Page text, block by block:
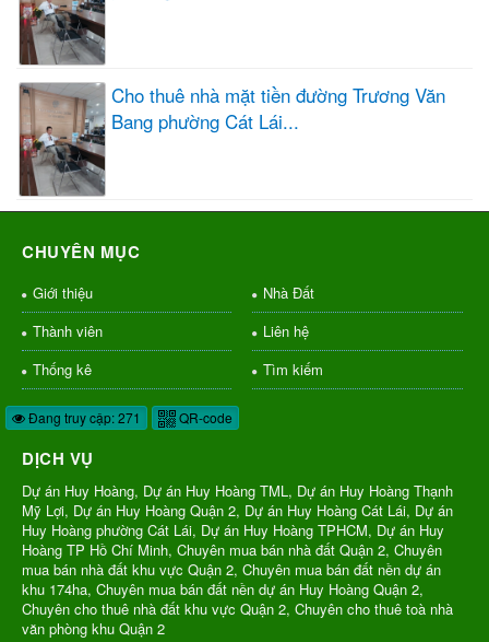
Cho thuê nhà mặt tiền đường Trương Văn
Bang phường Cát Lái...
CHUYÊN MỤC
Giới thiệu
Nhà Đất
Thành viên
Liên hệ
Thống kê
Tìm kiếm
Đang truy cập: 271 QR-code
DỊCH VỤ
Dự án Huy Hoàng, Dự án Huy Hoàng TML, Dự án Huy Hoàng Thạnh
Mỹ Lợi, Dự án Huy Hoàng Quận 2, Dự án Huy Hoàng Cát Lái, Dự án
Huy Hoàng phường Cát Lái, Dự án Huy Hoàng TPHCM, Dự án Huy
Hoàng TP Hồ Chí Minh, Chuyên mua bán nhà đất Quận 2, Chuyên
mua bán nhà đất khu vực Quận 2, Chuyên mua bán đất nền dự án
khu 174ha, Chuyên mua bán đất nền dự án Huy Hoàng Quận 2,
Chuyên cho thuê nhà đất khu vực Quận 2, Chuyên cho thuê toà nhà
văn phòng khu Quận 2